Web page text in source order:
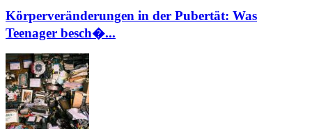
Körperveränderungen in der Pubertät: Was
Teenager besch�...